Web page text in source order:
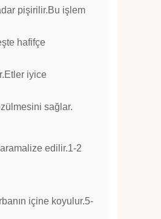
pişirilir.Bu işlem
hafifçe
iyice
sağlar.
edilir.1-2
içine koyulur.5-